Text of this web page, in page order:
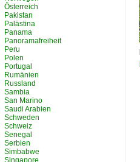
Österreich
Pakistan
Palästina
Panama
Panoramafreiheit
Peru
Polen
Portugal
Rumänien
Russland
Sambia
San Marino
Saudi Arabien
Schweden
Schweiz
Senegal
Serbien
Simbabwe
Singapore